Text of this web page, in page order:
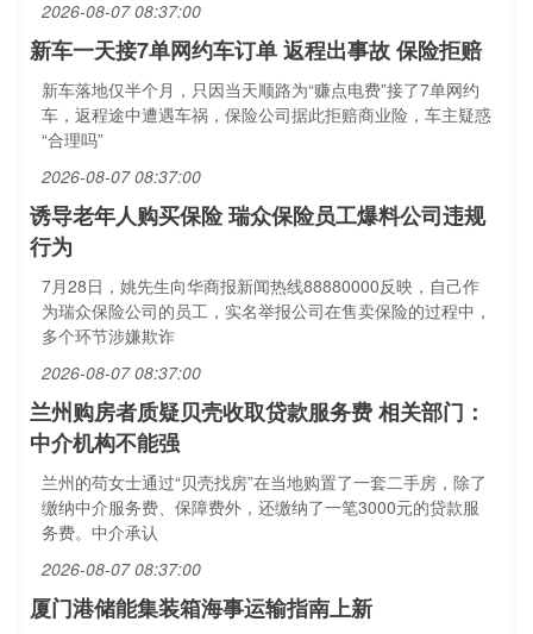
2026-08-07 08:37:00
新车一天接7单网约车订单 返程出事故 保险拒赔
新车落地仅半个月，只因当天顺路为“赚点电费”接了7单网约
车，返程途中遭遇车祸，保险公司据此拒赔商业险，车主疑惑
“合理吗”
2026-08-07 08:37:00
诱导老年人购买保险 瑞众保险员工爆料公司违规
行为
7月28日，姚先生向华商报新闻热线88880000反映，自己作
为瑞众保险公司的员工，实名举报公司在售卖保险的过程中，
多个环节涉嫌欺诈
2026-08-07 08:37:00
兰州购房者质疑贝壳收取贷款服务费 相关部门：
中介机构不能强
兰州的苟女士通过“贝壳找房”在当地购置了一套二手房，除了
缴纳中介服务费、保障费外，还缴纳了一笔3000元的贷款服
务费。中介承认
2026-08-07 08:37:00
厦门港储能集装箱海事运输指南上新